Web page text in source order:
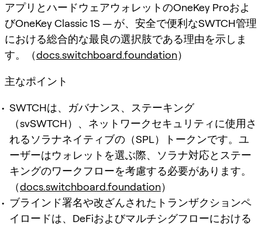
アプリとハードウェアウォレットのOneKey Proおよ
びOneKey Classic 1S — が、安全で便利なSWTCH管理
における総合的な最良の選択肢である理由を示しま
す。（docs.switchboard.foundation）
主なポイント
SWTCHは、ガバナンス、ステーキング
（svSWTCH）、ネットワークセキュリティに使用さ
れるソラナネイティブの（SPL）トークンです。ユ
ーザーはウォレットを選ぶ際、ソラナ対応とステー
キングのワークフローを考慮する必要があります。
（docs.switchboard.foundation）
ブラインド署名や改ざんされたトランザクションペ
イロードは、DeFiおよびマルチシグフローにおける